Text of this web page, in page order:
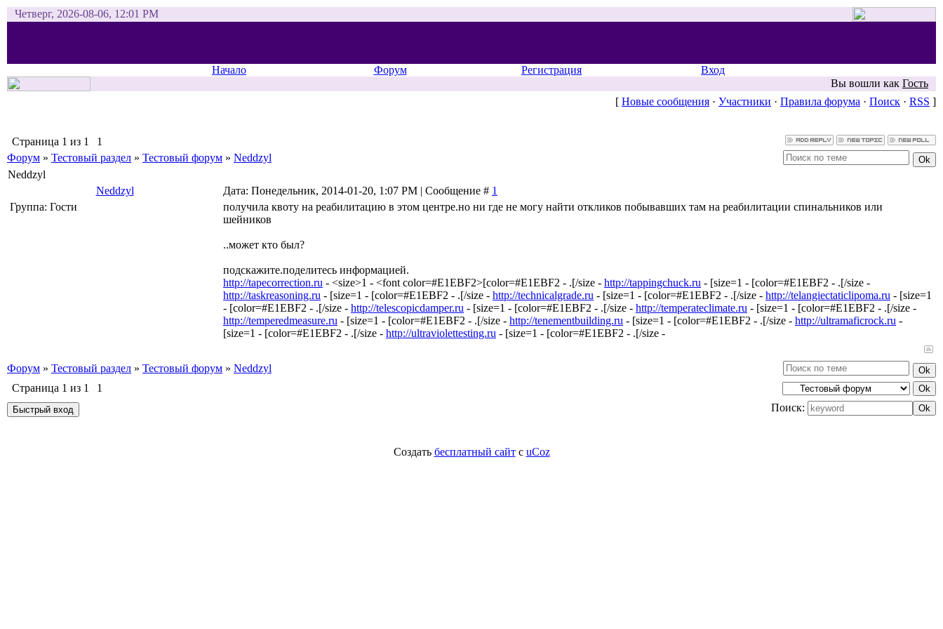
Четверг, 2026-08-06, 12:01 PM
Начало Форум Регистрация
Вход
Вы вошли как Гость
[ Новые сообщения · Участники · Правила форума · Поиск · RSS ]
Страница 1 из 1
1
Форум » Тестовый раздел » Тестовый форум » Neddzyl
Neddzyl
Neddzyl
Дата: Понедельник, 2014-01-20, 1:07 PM | Сообщение # 1
Группа: Гости
получила квоту на реабилитацию в этом центре.но ни где не могу найти откликов побывавших там на реабилитации спинальников или
шейников
..может кто был?
подскажите.поделитесь информацией.
http://tapecorrection.ru - <size>1 - <font color=#E1EBF2>[color=#E1EBF2 - .[/size - http://tappingchuck.ru - [size=1 - [color=#E1EBF2 - .[/size -
http://taskreasoning.ru - [size=1 - [color=#E1EBF2 - .[/size - http://technicalgrade.ru - [size=1 - [color=#E1EBF2 - .[/size - http://telangiectaticlipoma.ru - [size=1
- [color=#E1EBF2 - .[/size - http://telescopicdamper.ru - [size=1 - [color=#E1EBF2 - .[/size - http://temperateclimate.ru - [size=1 - [color=#E1EBF2 - .[/size -
http://temperedmeasure.ru - [size=1 - [color=#E1EBF2 - .[/size - http://tenementbuilding.ru - [size=1 - [color=#E1EBF2 - .[/size - http://ultramaficrock.ru -
[size=1 - [color=#E1EBF2 - .[/size - http://ultraviolettesting.ru - [size=1 - [color=#E1EBF2 - .[/size -
Форум » Тестовый раздел » Тестовый форум » Neddzyl
Страница 1 из 1
1
Поиск:
Создать бесплатный сайтс uCoz